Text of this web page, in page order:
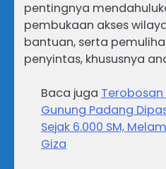
pentingnya
pembukaan akses
bantuan, serta
penyintas, khususnya
Baca juga Terobosan
Gunung Padang
Sejak 6.000 SM,
Giza